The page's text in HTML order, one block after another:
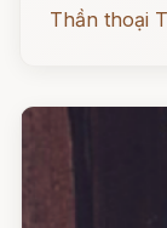
Thần thoại